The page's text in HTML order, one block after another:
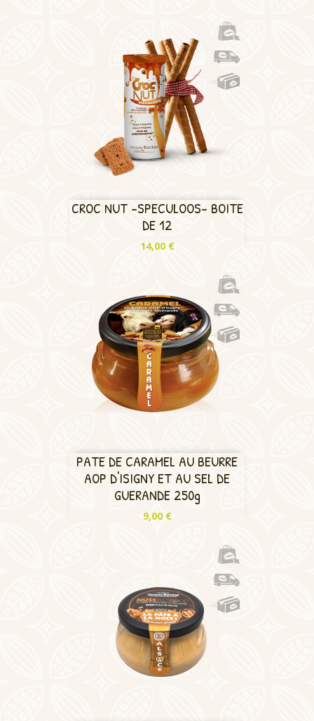
CROC NUT -SPECULOOS- BOITE
DE 12
Prix
14,00 €
PATE DE CARAMEL AU BEURRE
AOP D'ISIGNY ET AU SEL DE
GUERANDE 250g
Prix
9,00 €